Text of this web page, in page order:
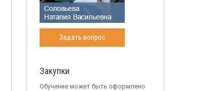
Задать вопрос
Закупки
Обучение может быть оформлено